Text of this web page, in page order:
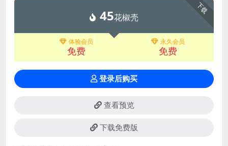
下载
45花椒壳
体验会员
免费
永久会员
免费
登录后购买
查看预览
下载免费版